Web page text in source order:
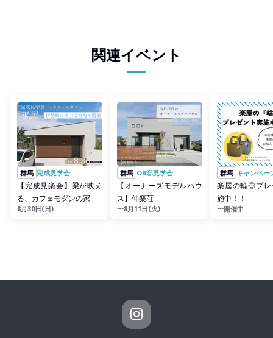
関連イベント
群馬 完成見学会
【完成見楽会】梁が映え
る、カフェモダンの家
8月30日(日)
群馬 OB邸見学会
【オーナーズモデルハウ
ス】仲楽荘
〜8月11日(火)
群馬 キャンペー
楽屋の輪◎プレ
施中！！
〜開催中